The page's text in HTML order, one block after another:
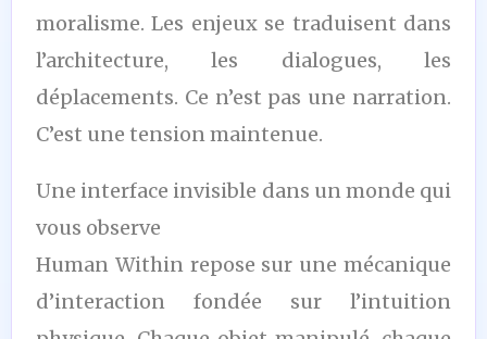
moralisme. Les enjeux se traduisent dans
l’architecture, les dialogues, les
déplacements. Ce n’est pas une narration.
C’est une tension maintenue.
Une interface invisible dans un monde qui
vous observe
Human Within repose sur une mécanique
d’interaction fondée sur l’intuition